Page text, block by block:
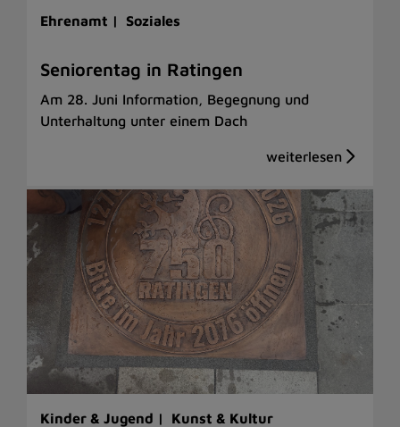
Ehrenamt | Soziales
Seniorentag in Ratingen
Am 28. Juni Information, Begegnung und
Unterhaltung unter einem Dach
Kinder & Jugend | Kunst & Kultur